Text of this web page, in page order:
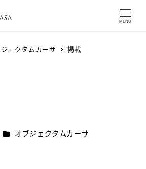
MENU
ェクタムカーサ 掲載
カテゴリー
オブジェクタムカーサ